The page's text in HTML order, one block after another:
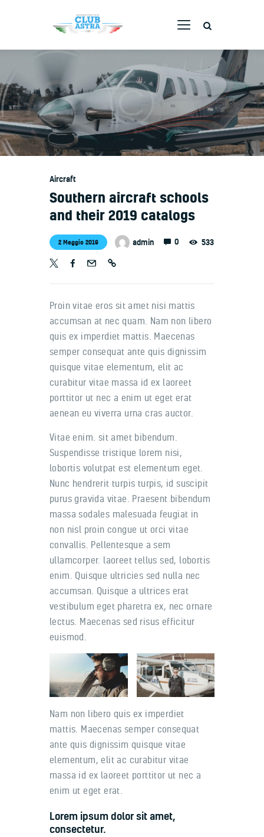
Home
Corsi
Servizi
Staff
Webcam
Contatti
Aircraft
Southern aircraft schools
and their 2019 catalogs
2 Maggio 2019 admin 0 533
Proin vitae eros sit amet nisi mattis
accumsan at nec quam. Nam non libero
quis ex imperdiet mattis. Maecenas
semper consequat ante quis dignissim
quisque vitae elementum, elit ac
curabitur vitae massa id ex laoreet
porttitor ut nec a enim ut eget erat
aenean eu viverra urna cras auctor.
Vitae enim. sit amet bibendum.
Suspendisse tristique lorem nisi,
lobortis volutpat est elementum eget.
Nunc hendrerit turpis turpis, id suscipit
purus gravida vitae. Praesent bibendum
massa sodales malesuada feugiat in
non nisl proin congue ut orci vitae
convallis. Pellentesque a sem
ullamcorper. laoreet tellus sed, lobortis
enim. Quisque ultricies sed nulla nec
accumsan. Quisque a ultrices erat
vestibulum eget pharetra ex, nec ornare
lectus. Maecenas sed risus efficitur
euismod.
Nam non libero quis ex imperdiet
mattis. Maecenas semper consequat
ante quis dignissim quisque vitae
elementum, elit ac curabitur vitae
massa id ex laoreet porttitor ut nec a
enim ut eget erat.
Lorem ipsum dolor sit amet,
consectetur.